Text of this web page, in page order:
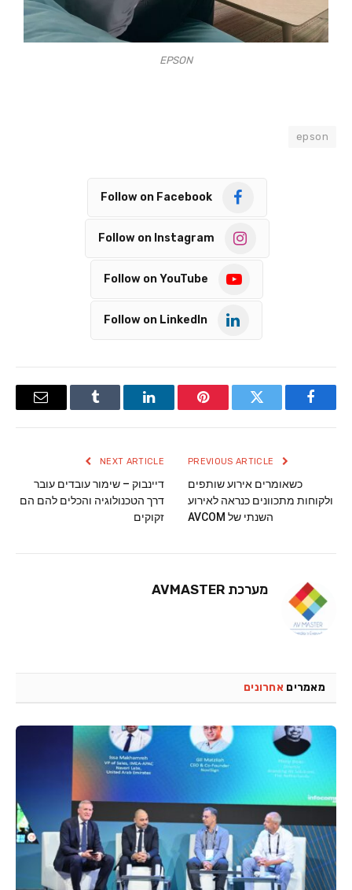
EPSON
epson
Follow on Facebook
Follow on Instagram
Follow on YouTube
Follow on LinkedIn
Facebook
Twitter
Pinterest
LinkedIn
Tumblr
Email
כשאומרים אירוע שותפים
ולקוחות מתכוונים כנראה לאירוע
השנתי של AVCOM
NEXT ARTICLE
דיינבוק – שימור עובדים עובר
דרך הטכנולוגיה והכלים להם הם
זקוקים
מערכת AVMASTER
מאמרים אחרונים